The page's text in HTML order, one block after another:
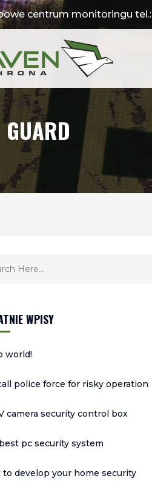
centrum monitoringu tel.:
GUARD
WPISY
world!
police force for risky operation
camera security control box
pc security system
to develop your home security